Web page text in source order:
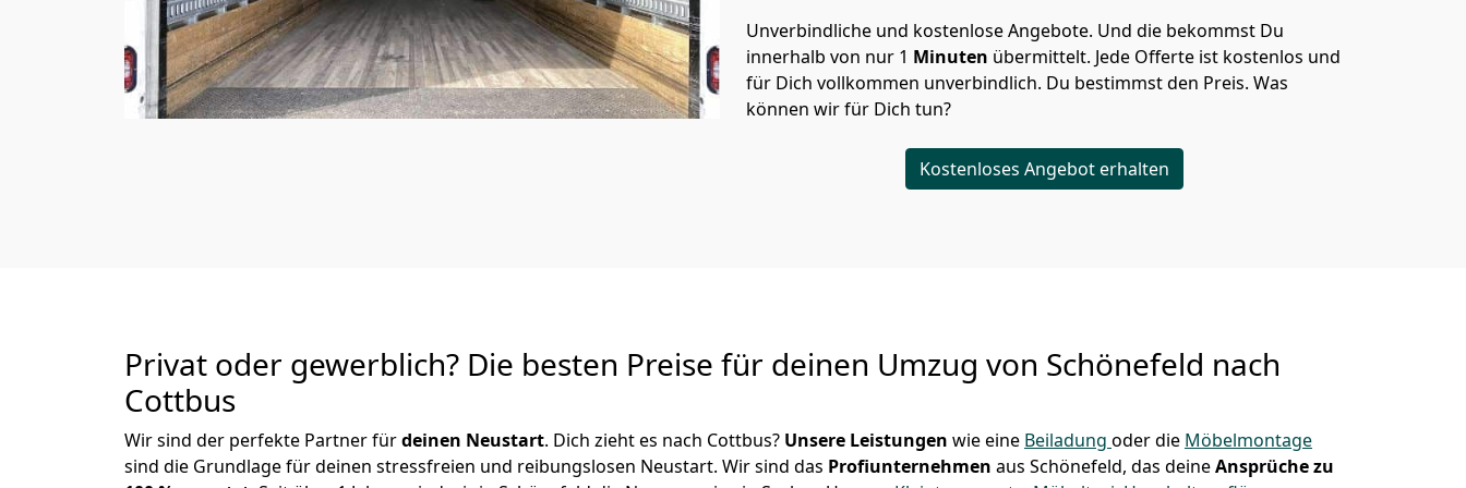
Unverbindliche und kostenlose Angebote. Und die bekommst Du
innerhalb von nur 1 Minuten übermittelt. Jede Offerte ist kostenlos und
für Dich vollkommen unverbindlich. Du bestimmst den Preis. Was
können wir für Dich tun?
Kostenloses Angebot erhalten
Privat oder gewerblich? Die besten Preise für deinen Umzug von Schönefeld nach
Cottbus
Wir sind der perfekte Partner fürdeinen Neustart. Dich zieht es nach Cottbus? Unsere Leistungen wie eine Beiladung oder die Möbelmontage
sind die Grundlage für deinen stressfreien und reibungslosen Neustart. Wir sind das Profiunternehmen aus Schönefeld, das deineAnsprüche zu